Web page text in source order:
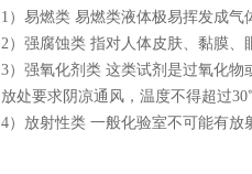
1）易燃类 易燃类液体极易挥发成
2）强腐蚀类 指对人体皮肤、黏膜、
3）强氧化剂类 这类试剂是过氧化
放处要求阴凉通风，温度不得超过
4）放射性类 一般化验室不可能有放